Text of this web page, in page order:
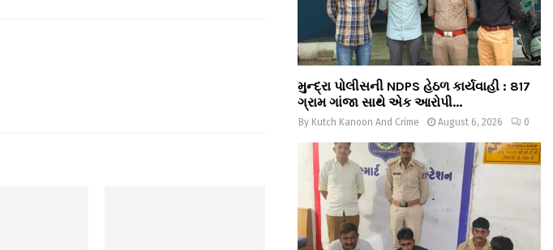
મુન્દ્રા પોલીસની NDPS હેઠળ કાર્યવાહી : 817
ગ્રામ ગાંજા સાથે એક આરોપી...
By Kutch Kanoon And Crime August 6, 2026 0